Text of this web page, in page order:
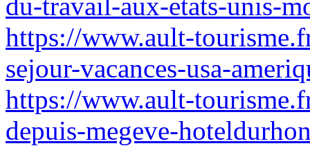
https://www.ault-
sejour-vacances-usa-
https://www.ault-
depuis-megeve-